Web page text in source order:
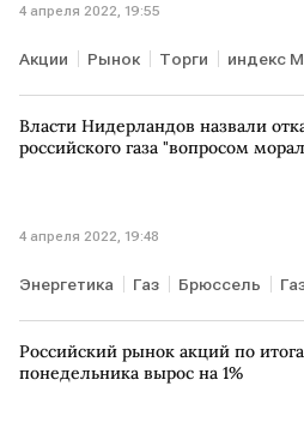
4 апреля 2022, 19:55
Акции Рынок Торги индекс
Власти Нидерландов назвали
российского газа "вопросом
4 апреля 2022, 19:48
Энергетика Газ Брюссель
Российский рынок акций по
понедельника вырос на 1%